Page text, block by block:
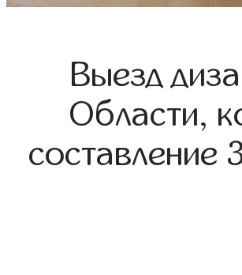
Выезд
Области,
составление